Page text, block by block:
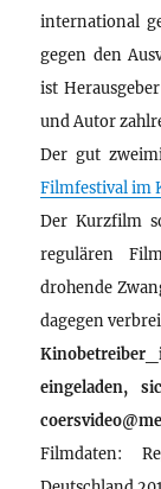
international
gegen den
ist
und Autor
Der gut
Filmfestival im
Der Kurzfilm
regulären
drohende
dagegen
eingeladen,
Filmdaten: